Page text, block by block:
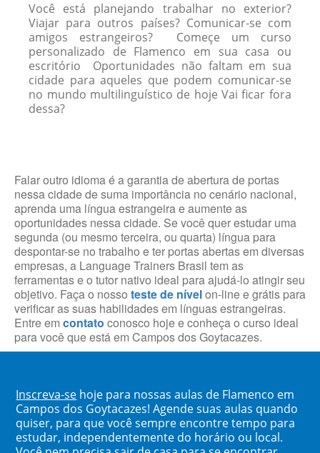
Você está planejando trabalhar no exterior?
Viajar para outros países? Comunicar-se com
amigos estrangeiros? Começe um curso
personalizado de Flamenco em sua casa ou
escritório Oportunidades não faltam em sua
cidade para aqueles que podem comunicar-se
no mundo multilinguístico de hoje Vai ficar fora
dessa?
Falar outro idioma é a garantia de abertura de portas
nessa cidade de suma importância no cenário nacional,
aprenda uma língua estrangeira e aumente as
oportunidades nessa cidade. Se você quer estudar uma
segunda (ou mesmo terceira, ou quarta) língua para
despontar-se no trabalho e ter portas abertas em diversas
empresas, a Language Trainers Brasil tem as
ferramentas e o tutor nativo ideal para ajudá-lo atingir seu
objetivo. Faça o nosso teste de nívelon-line e grátis para
verificar as suas habilidades em línguas estrangeiras.
Entre em contato conosco hoje e conheça o curso ideal
para você que está em Campos dos Goytacazes.
Inscreva-se hoje para nossas aulas de Flamenco em
Campos dos Goytacazes! Agende suas aulas quando
quiser, para que você sempre encontre tempo para
estudar, independentemente do horário ou local.